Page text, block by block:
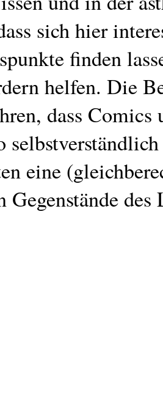
sich hier
finden
helfen. Die
dass
eine